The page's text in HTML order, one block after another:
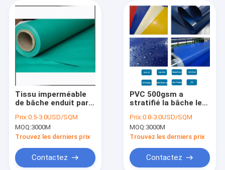
Tissu imperméable
de bâche enduit par
résistant au feu de
bâche de 5m
Prix:0.5-3.0USD/SQM
MOQ:3000M
Trouvez les derniers prix
Contactez
PVC 500gsm a
stratifié la bâche le
a enduit la bâche de
polyester
Prix:0.8-3.0USD/SQM
MOQ:3000M
Trouvez les derniers prix
Contactez